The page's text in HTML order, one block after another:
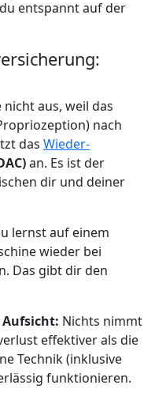
entspannt auf der
aus, weil das
nach
das Wieder-
an. Es ist der
dir und deiner
lernst auf einem
wieder bei
Das gibt dir den
Nichts nimmt
effektiver als die
Technik (inklusive
funktionieren.